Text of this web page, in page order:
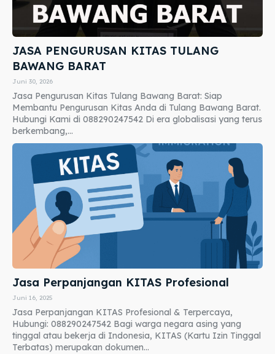
JASA PENGURUSAN KITAS TULANG
BAWANG BARAT
Juni 30, 2026
Jasa Pengurusan Kitas Tulang Bawang Barat: Siap
Membantu Pengurusan Kitas Anda di Tulang Bawang Barat.
Hubungi Kami di 088290247542 Di era globalisasi yang terus
berkembang,...
Jasa Perpanjangan KITAS Profesional
Juni 16, 2025
Jasa Perpanjangan KITAS Profesional & Terpercaya,
Hubungi: 088290247542 Bagi warga negara asing yang
tinggal atau bekerja di Indonesia, KITAS (Kartu Izin Tinggal
Terbatas) merupakan dokumen...